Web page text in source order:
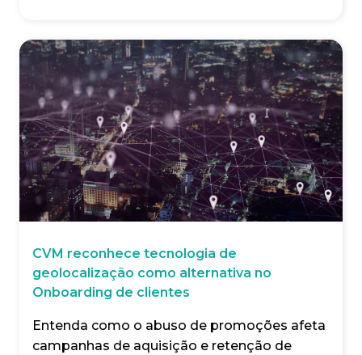
CVM reconhece tecnologia de
geolocalização como alternativa no
Onboarding de clientes
Entenda como o abuso de promoções afeta
campanhas de aquisição e retenção de